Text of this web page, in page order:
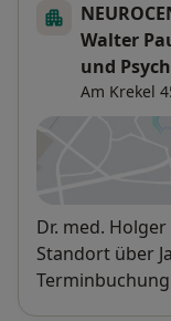
Walter
und
Am Krekel
Dr. med.
Standort über